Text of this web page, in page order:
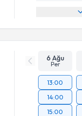
6 Ağu
Per
13:00
14:00
15:00